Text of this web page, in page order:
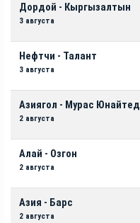
Дордой - Кыргызалтын
3 августа
Нефтчи - Талант
3 августа
Азиягол - Мурас Юнайтед
2 августа
Алай - Озгон
2 августа
Азия - Барс
2 августа